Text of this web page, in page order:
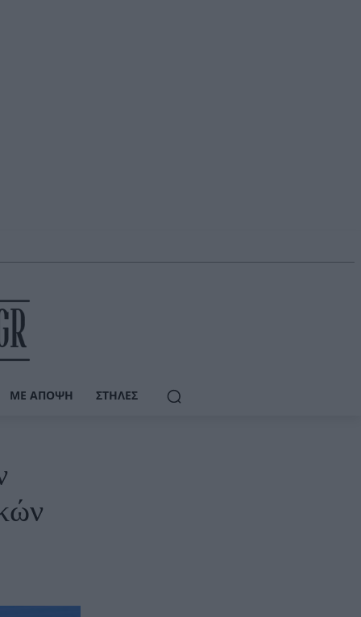
ΜΕ ΆΠΟΨΗ ΣΤΉΛΕΣ